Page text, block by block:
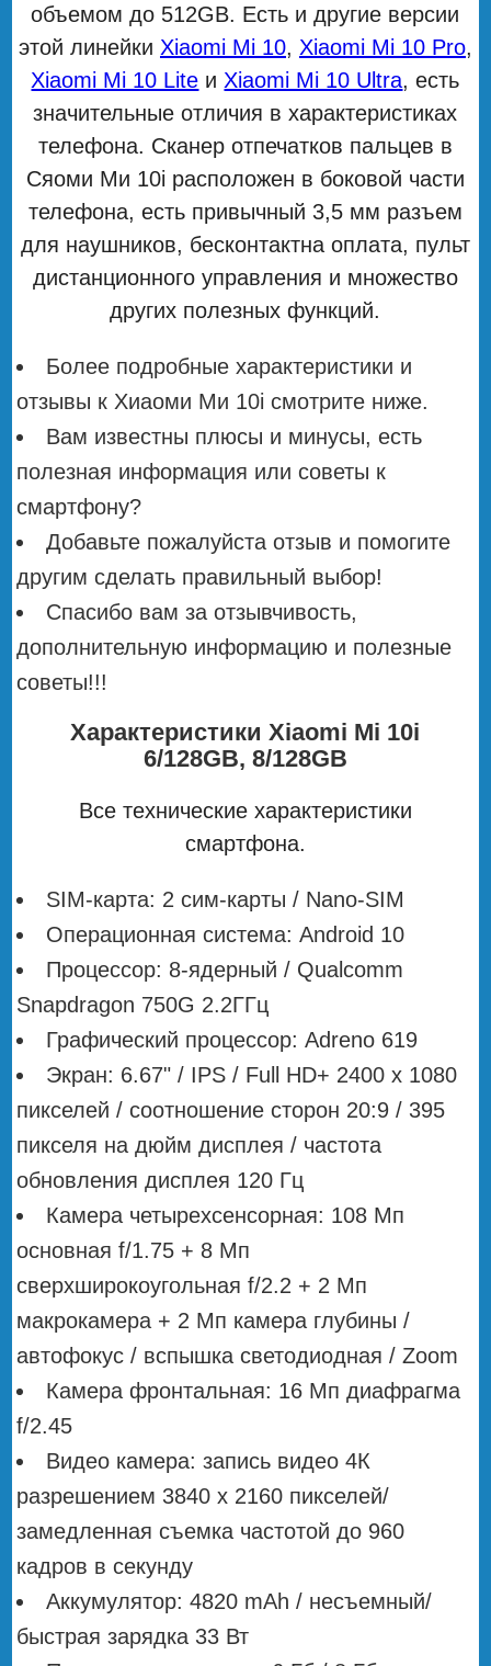
объемом до 512GB. Есть и другие версии
этой линейки Xiaomi Mi 10, Xiaomi Mi 10 Pro,
Xiaomi Mi 10 Lite и Xiaomi Mi 10 Ultra, есть
значительные отличия в характеристиках
телефона. Сканер отпечатков пальцев в
Сяоми Ми 10i расположен в боковой части
телефона, есть привычный 3,5 мм разъем
для наушников, бесконтактна оплата, пульт
дистанционного управления и множество
других полезных функций.
Более подробные характеристики и
отзывы к Хиаоми Ми 10i смотрите ниже.
Вам известны плюсы и минусы, есть
полезная информация или советы к
смартфону?
Добавьте пожалуйста отзыв и помогите
другим сделать правильный выбор!
Спасибо вам за отзывчивость,
дополнительную информацию и полезные
советы!!!
Характеристики Xiaomi Mi 10i
6/128GB, 8/128GB
Все технические характеристики
смартфона.
SIM-карта: 2 сим-карты / Nano-SIM
Операционная система: Android 10
Процессор: 8-ядерный / Qualcomm
Snapdragon 750G 2.2ГГц
Графический процессор: Adreno 619
Экран: 6.67" / IPS / Full HD+ 2400 х 1080
пикселей / соотношение сторон 20:9 / 395
пикселя на дюйм дисплея / частота
обновления дисплея 120 Гц
Камера четырехсенсорная: 108 Мп
основная f/1.75 + 8 Мп
сверхширокоугольная f/2.2 + 2 Мп
макрокамера + 2 Мп камера глубины /
автофокус / вспышка светодиодная / Zoom
Камера фронтальная: 16 Мп диафрагма
f/2.45
Видео камера: запись видео 4К
разрешением 3840 х 2160 пикселей/
замедленная съемка частотой до 960
кадров в секунду
Аккумулятор: 4820 mAh / несъемный/
быстрая зарядка 33 Вт